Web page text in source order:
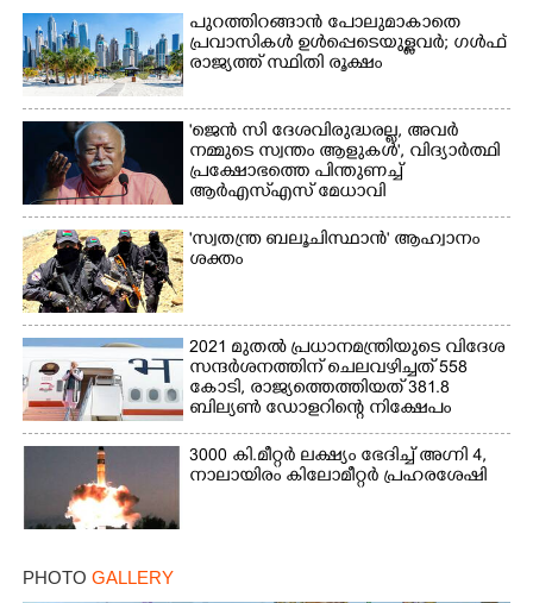
പുറത്തിറങ്ങാൻ പോലുമാകാതെ
പ്രവാസികൾ ഉൾപ്പെടെയുള്ളവർ; ഗൾഫ്
രാജ്യത്ത് സ്ഥിതി രൂക്ഷം
'ജെൻ സി ദേശവിരുദ്ധരല്ല, അവർ
നമ്മുടെ സ്വന്തം ആളുകൾ', വിദ്യാർത്ഥി
പ്രക്ഷോഭത്തെ പിന്തുണച്ച്
ആർഎസ്‌എസ് മേധാവി
'സ്വതന്ത്ര ബലൂചിസ്ഥാൻ' ആഹ്വാനം
ശക്തം
2021 മുതൽ പ്രധാനമന്ത്രിയുടെ വിദേശ
സന്ദർശനത്തിന് ചെലവഴിച്ചത് 558
കോടി, രാജ്യത്തെത്തിയത് 381.8
ബില്യൺ ഡോളറിന്റെ നിക്ഷേപം
3000 കി.മീറ്റർ ലക്ഷ്യം ഭേദിച്ച് അഗ്നി 4,
നാലായിരം കിലോമീറ്റർ പ്രഹരശേഷി
PHOTO GALLERY